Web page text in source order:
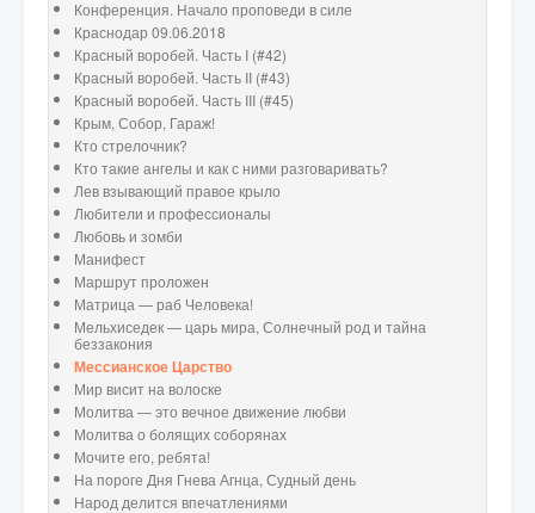
Конференция. Начало проповеди в силе
Краснодар 09.06.2018
Красный воробей. Часть I (#42)
Красный воробей. Часть II (#43)
Красный воробей. Часть III (#45)
Крым, Собор, Гараж!
Кто стрелочник?
Кто такие ангелы и как с ними разговаривать?
Лев взывающий правое крыло
Любители и профессионалы
Любовь и зомби
Манифест
Маршрут проложен
Матрица — раб Человека!
Мельхиседек — царь мира, Солнечный род и тайна
беззакония
Мессианское Царство
Мир висит на волоске
Молитва — это вечное движение любви
Молитва о болящих соборянах
Мочите его, ребята!
На пороге Дня Гнева Агнца, Судный день
Народ делится впечатлениями